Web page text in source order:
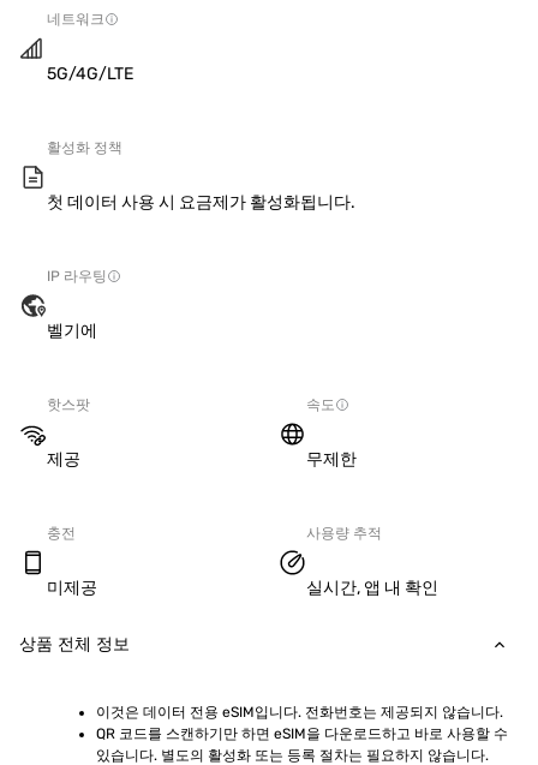
네트워크
5G/4G/LTE
활성화 정책
첫 데이터 사용 시 요금제가 활성화됩니다.
IP 라우팅
벨기에
핫스팟
제공
속도
무제한
충전
미제공
사용량 추적
실시간, 앱 내 확인
상품 전체 정보
이것은 데이터 전용 eSIM입니다. 전화번호는 제공되지 않습니다.
QR 코드를 스캔하기만 하면 eSIM을 다운로드하고 바로 사용할 수
있습니다. 별도의 활성화 또는 등록 절차는 필요하지 않습니다.